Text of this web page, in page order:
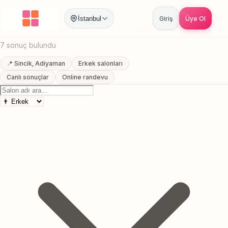
İstanbul Giriş Üye Ol
Anasayfa / Adiyaman / Gece Acik Berber
Sincik, Adiyaman Gece Acik Berber
7 sonuç bulundu
📍 Sincik, Adiyaman
Erkek salonları
Canlı sonuçlar
Online randevu